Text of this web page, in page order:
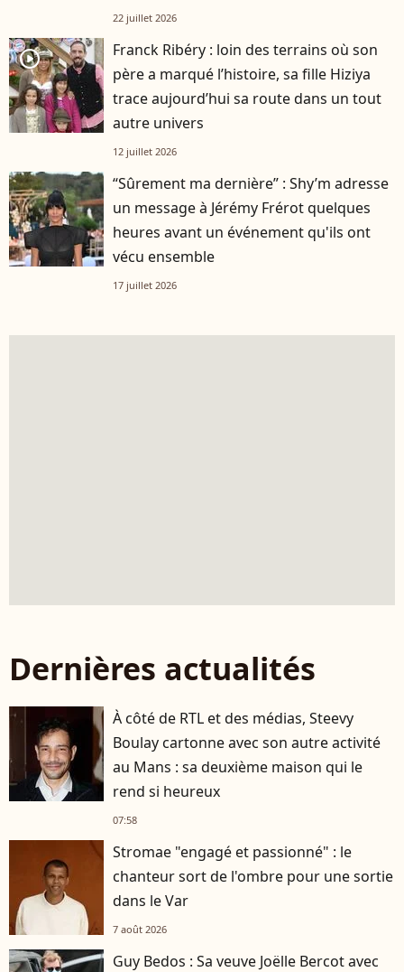
22 juillet 2026
player2
Franck Ribéry : loin des terrains où son
père a marqué l’histoire, sa fille Hiziya
trace aujourd’hui sa route dans un tout
autre univers
12 juillet 2026
“Sûrement ma dernière” : Shy’m adresse
un message à Jérémy Frérot quelques
heures avant un événement qu'ils ont
vécu ensemble
17 juillet 2026
Dernières actualités
À côté de RTL et des médias, Steevy
Boulay cartonne avec son autre activité
au Mans : sa deuxième maison qui le
rend si heureux
07:58
Stromae "engagé et passionné" : le
chanteur sort de l'ombre pour une sortie
dans le Var
7 août 2026
Guy Bedos : Sa veuve Joëlle Bercot avec